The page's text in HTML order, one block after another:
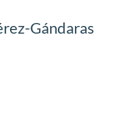
Gándaras